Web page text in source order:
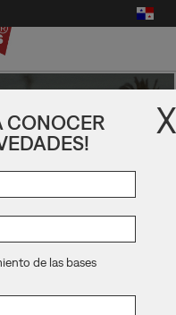
X
CONOCER
de las bases